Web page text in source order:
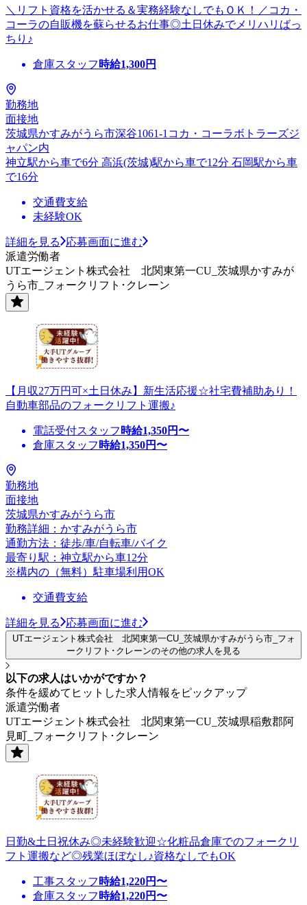
＼リフト資格を活かせる＆実務経験なしでもＯＫ！／コカ・
コーラの自販機を蘇らせるお仕事◎土日休みでメリハリばっ
ちり♪
倉庫スタッフ 時給1,300円
勤務地
面接地
茨城県かすみがうら市深谷1061-1コカ・コーラボトラーズジ
ャパン内
神立駅から車で6分 高浜(茨城)駅から車で12分 石岡駅から車
で16分
交通費支給
未経験OK
詳細を見る
応募画面に進む
派遣労働者
UTエージェント株式会社 北関東第一CU_茨城県かすみが
うら市_フォークリフト･クレーン
【月収27万円可×土日休み】新生活応援☆社宅費補助あり！
自動車部品のフォークリフト運搬♪
電話受付スタッフ 時給1,350円〜
倉庫スタッフ 時給1,350円〜
勤務地
面接地
茨城県かすみがうら市
勤務詳細：かすみがうら市
通勤方法：徒歩/車/自転車/バイク
最寄り駅：神立駅から車12分
※構内の（無料）駐車場利用OK
交通費支給
詳細を見る 応募画面に進む
UTエージェント株式会社 北関東第一CU_茨城県かすみがうら市_フォ
ークリフト･クレーンのその他の求人を見る
以下の求人はいかがですか？
条件を緩めてヒットした求人情報をピックアップ
派遣労働者
UTエージェント株式会社 北関東第一CU_茨城県稲敷郡阿
見町_フォークリフト･クレーン
日勤&土日祝休み◎未経験歓迎☆化粧品倉庫でのフォークリ
フト運搬など◎残業ほぼなし♪資格なしでもOK
工事スタッフ 時給1,220円〜
倉庫スタッフ 時給1,220円〜